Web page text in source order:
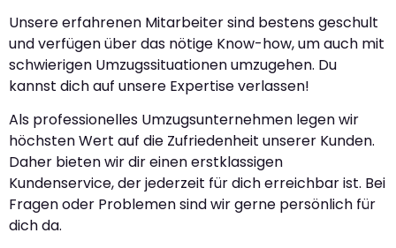
Unsere erfahrenen Mitarbeiter sind bestens geschult
und verfügen über das nötige Know-how, um auch mit
schwierigen Umzugssituationen umzugehen. Du
kannst dich auf unsere Expertise verlassen!
Als professionelles Umzugsunternehmen legen wir
höchsten Wert auf die Zufriedenheit unserer Kunden.
Daher bieten wir dir einen erstklassigen
Kundenservice, der jederzeit für dich erreichbar ist. Bei
Fragen oder Problemen sind wir gerne persönlich für
dich da.